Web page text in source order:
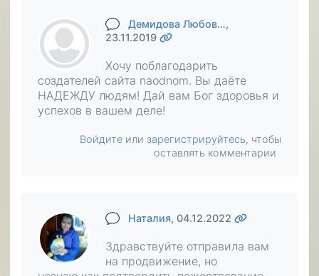
Демидова Любов…,
23.11.2019
Хочу поблагодарить
создателей сайта naodnom. Вы даёте
НАДЕЖДУ людям! Дай вам Бог здоровья и
успехов в вашем деле!
Войдите или зарегистрируйтесь, чтобы
оставлять комментарии
Наталия, 04.12.2022
Здравствуйте отправила вам
на продвижение, но